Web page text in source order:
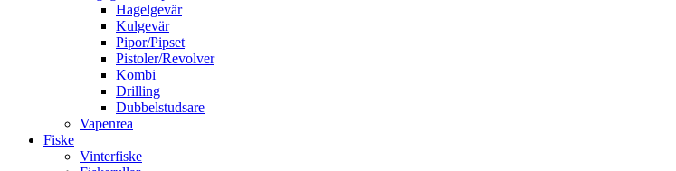
Hagelgevär
Kulgevär
Pipor/Pipset
Pistoler/Revolver
Kombi
Drilling
Dubbelstudsare
Vapenrea
Fiske
Vinterfiske